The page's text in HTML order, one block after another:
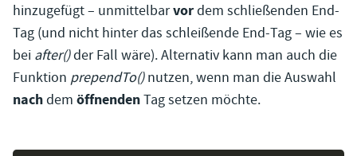
hinzugefügt – unmittelbarvordem schließenden End-
Tag (und nicht hinter das schleißende End-Tag – wie es
bei after()der Fall wäre). Alternativ kann man auch die
Funktion prependTo()nutzen, wenn man die Auswahl
nachdem öffnendenTag setzen möchte.